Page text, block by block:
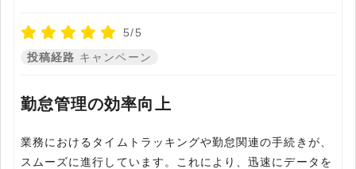
5/5
投稿経路 キャンペーン
勤怠管理の効率向上
業務におけるタイムトラッキングや勤怠関連の手続きが、
スムーズに進行しています。これにより、迅速にデータを